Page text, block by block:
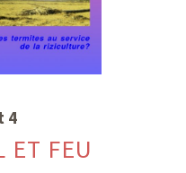
4
ET FEU